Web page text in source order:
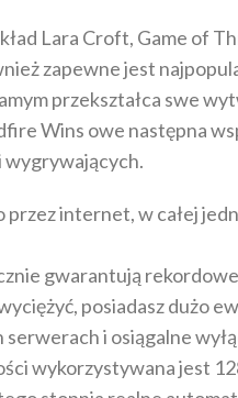
Lara Croft, Game of
zapewne jest
przekształca swe
Wins owe następna
wygrywających.
internet, w całej
gwarantują
posiadasz dużo
i osiągalne
wykorzystywana jest